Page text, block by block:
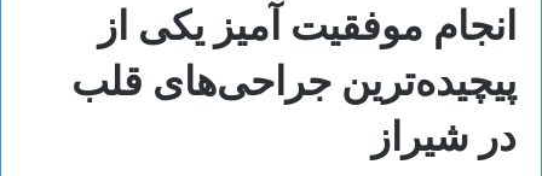
انجام موفقیت آمیز یکی از
پیچیده‌ترین جراحی‌های قلب
در شیراز